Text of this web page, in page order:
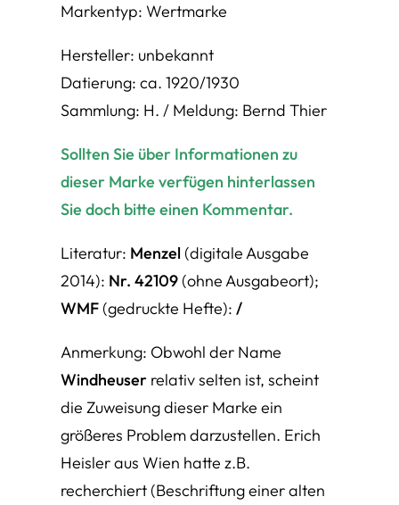
Markentyp: Wertmarke
Hersteller: unbekannt
Datierung: ca. 1920/1930
Sammlung: H. / Meldung: Bernd Thier
Sollten Sie über Informationen zu
dieser Marke verfügen hinterlassen
Sie doch bitte einen Kommentar.
Literatur: Menzel (digitale Ausgabe
2014): Nr. 42109 (ohne Ausgabeort);
WMF (gedruckte Hefte): /
Anmerkung: Obwohl der Name
Windheuser relativ selten ist, scheint
die Zuweisung dieser Marke ein
größeres Problem darzustellen. Erich
Heisler aus Wien hatte z.B.
recherchiert (Beschriftung einer alten